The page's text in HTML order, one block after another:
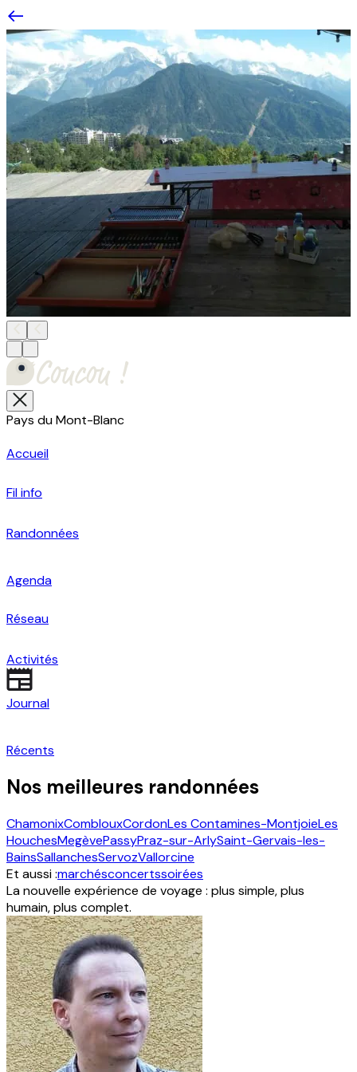
Pays du Mont-Blanc
Accueil
Fil info
Randonnées
Agenda
Réseau
Activités
Journal
Récents
Nos meilleures randonnées
ChamonixComblouxCordonLes Contamines-MontjoieLes
HouchesMegèvePassyPraz-sur-ArlySaint-Gervais-les-
BainsSallanchesServozVallorcine
Et aussi :marchésconcertssoirées
La nouvelle expérience de voyage : plus simple, plus
humain, plus complet.